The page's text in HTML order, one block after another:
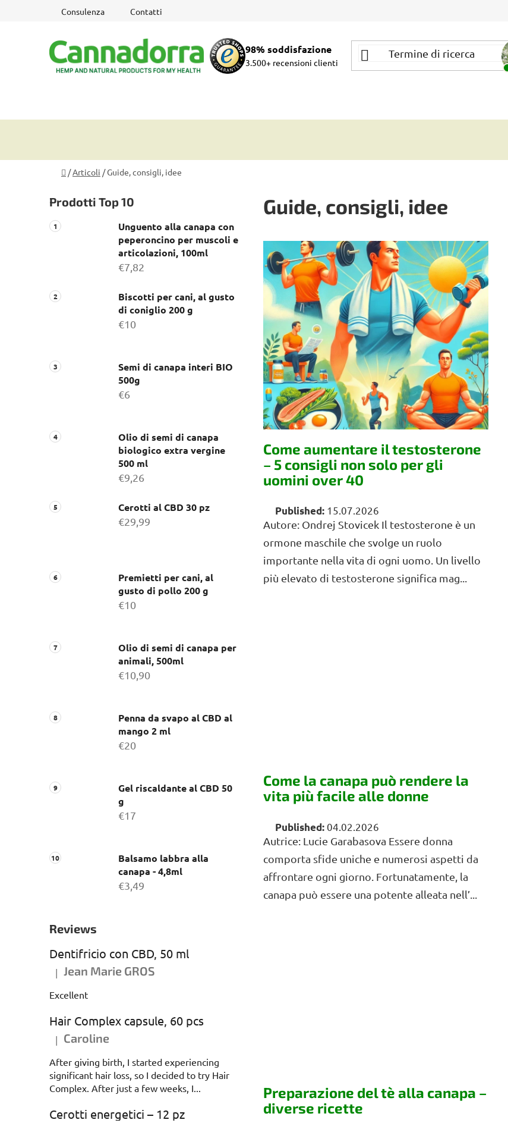
Consulenza Contatti
98% soddisfazione
3.500+ recensioni clienti
Casa
/Articoli /Guide, consigli, idee
a
r
r
t
l
e
Prodotti Top 10
Unguento alla canapa con
peperoncino per muscoli e
articolazioni, 100ml
€7,82
Biscotti per cani, al gusto
di coniglio 200 g
€10
Semi di canapa interi BIO
500g
€6
Olio di semi di canapa
biologico extra vergine
500 ml
€9,26
Cerotti al CBD 30 pz
€29,99
Premietti per cani, al
gusto di pollo 200 g
€10
Olio di semi di canapa per
animali, 500ml
€10,90
Penna da svapo al CBD al
mango 2 ml
€20
Gel riscaldante al CBD 50
g
€17
Balsamo labbra alla
canapa - 4,8ml
€3,49
Reviews
Dentifricio con CBD, 50 ml
La valutazione del prodotto è 5 su 5 stelle.
| Jean Marie GROS
Excellent
Hair Complex capsule, 60 pcs
La valutazione del prodotto è 5 su 5 stelle.
| Caroline
After giving birth, I started experiencing
significant hair loss, so I decided to try Hair
Complex. After just a few weeks, I...
Cerotti energetici – 12 pz
Guide, consigli, idee
E
l
e
n
o
e
g
l
i
a
r
i
c
o
Come aumentare il testosterone
– 5 consigli non solo per gli
uomini over 40
15.07.2026
Autore: Ondrej Stovicek Il testosterone è un
ormone maschile che svolge un ruolo
importante nella vita di ogni uomo. Un livello
più elevato di testosterone significa mag...
Come la canapa può rendere la
vita più facile alle donne
04.02.2026
Autrice: Lucie Garabasova Essere donna
comporta sfide uniche e numerosi aspetti da
affrontare ogni giorno. Fortunatamente, la
canapa può essere una potente alleata nell’...
Preparazione del tè alla canapa –
diverse ricette